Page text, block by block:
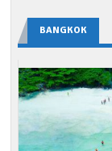
BANGKOK